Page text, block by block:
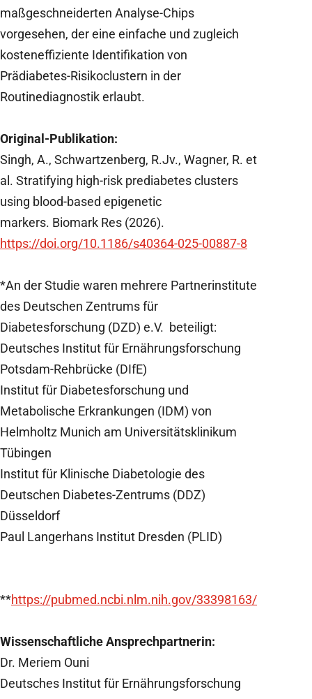
maßgeschneiderten Analyse-Chips
vorgesehen, der eine einfache und zugleich
kosteneffiziente Identifikation von
Prädiabetes-Risikoclustern in der
Routinediagnostik erlaubt.
Original-Publikation:
Singh, A., Schwartzenberg, R.Jv., Wagner, R. et
al. Stratifying high-risk prediabetes clusters
using blood-based epigenetic
markers. Biomark Res (2026).
https://doi.org/10.1186/s40364-025-00887-8
*An der Studie waren mehrere Partnerinstitute
des Deutschen Zentrums für
Diabetesforschung (DZD) e.V. beteiligt:
Deutsches Institut für Ernährungsforschung
Potsdam-Rehbrücke (DIfE)
Institut für Diabetesforschung und
Metabolische Erkrankungen (IDM) von
Helmholtz Munich am Universitätsklinikum
Tübingen
Institut für Klinische Diabetologie des
Deutschen Diabetes-Zentrums (DDZ)
Düsseldorf
Paul Langerhans Institut Dresden (PLID)
**https://pubmed.ncbi.nlm.nih.gov/33398163/
Wissenschaftliche Ansprechpartnerin:
Dr. Meriem Ouni
Deutsches Institut für Ernährungsforschung